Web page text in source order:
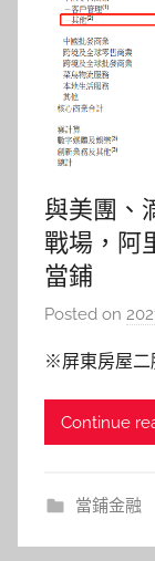
與美團、
戰場，阿
當鋪
Posted on
※屏東房屋二
Continue
當鋪金融